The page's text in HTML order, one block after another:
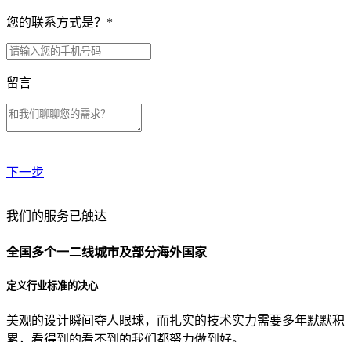
您的联系方式是？ *
留言
下一步
贵公司预算范围是？
贵公司的团队规模是？
目前主要的营销渠道是？
我们的服务已触达
全国多个一二线城市及部分海外国家
定义行业标准的决心
美观的设计瞬间夺人眼球，而扎实的技术实力需要多年默默积
累，看得到的看不到的我们都努力做到好。